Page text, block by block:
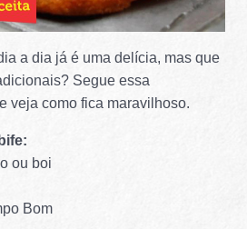
a dia já é uma delícia, mas que
Segue essa
veja como fica maravilhoso.
ou boi
Bom